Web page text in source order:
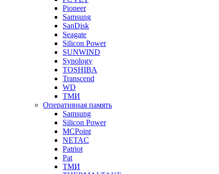
Pioneer
Samsung
SanDisk
Seagate
Silicon Power
SUNWIND
Synology
TOSHIBA
Transcend
WD
ТМИ
Оперативная память
Samsung
Silicon Power
MCPoint
NETAC
Patriot
Pat
ТМИ